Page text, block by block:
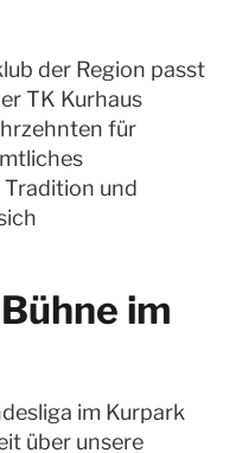
der Region passt
TK Kurhaus
für
und
im
im Kurpark
über unsere